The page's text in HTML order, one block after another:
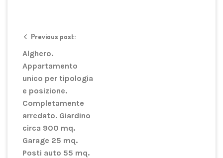
Previous post:
Alghero.
Appartamento
unico per tipologia
e posizione.
Completamente
arredato. Giardino
circa 900 mq.
Garage 25 mq.
Posti auto 55 mq.